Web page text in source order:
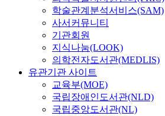
학술관계분석서비스(SAM)
사서커뮤니티
기관회원
지식나눔(LOOK)
의학전자도서관(MEDLIS)
유관기관 사이트
교육부(MOE)
국립장애인도서관(NLD)
국립중앙도서관(NL)